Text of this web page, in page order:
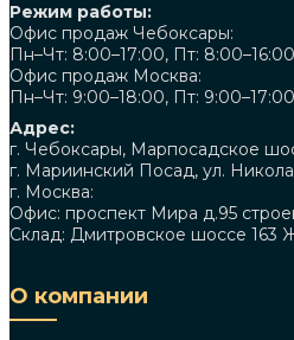
Режим работы:
Офис продаж Чебоксары:
Пн–Чт: 8:00–17:00, Пт: 8:00–16:00
Офис продаж Москва:
Пн–Чт: 9:00–18:00, Пт: 9:00–17:00
Адрес:
г. Чебоксары, Марпосадское
г. Мариинский Посад, ул.
г. Москва:
Офис: проспект Мира д.95
Склад: Дмитровское шоссе 163
О компании